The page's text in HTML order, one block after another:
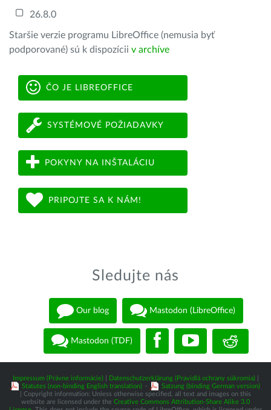
26.8.0
Staršie verzie programu LibreOffice (nemusia byť
podporované) sú k dispozícii v archíve
ČO JE LIBREOFFICE
SYSTÉMOVÉ POŽIADAVKY
POKYNY NA INŠTALÁCIU
PRIPOJTE SA K NÁM!
Sledujte nás
Our blog Mastodon (LibreOffice)
Mastodon (TDF)
Impressum (Právne informácie)| Datenschutzerklärung (Pravidlá ochrany súkromia)|
Statutes (non-binding English translation) -
Satzung (binding German version)
| Copyright information: Unless otherwise specified, all text and images on this
website are licensed under the Creative Commons Attribution-Share Alike 3.0